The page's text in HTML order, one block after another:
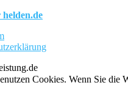
Cookies. Wenn Sie die